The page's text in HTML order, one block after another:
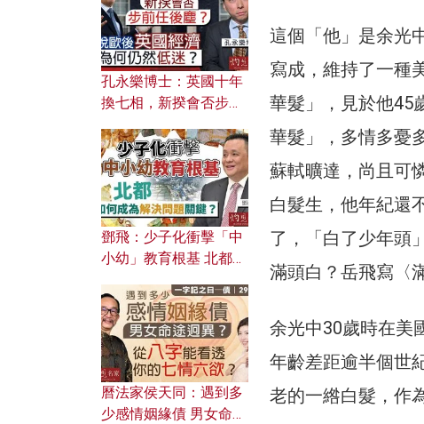
這個「他」是余光
寫成，維持了一種
華髮」，見於他45
華髮」，多情多憂
蘇軾曠達，尚且可
白髮生，他年紀還
了，「白了少年頭
滿頭白？岳飛寫〈
余光中30歲時在美
年齡差距逾半個世
老的一綹白髮，作
孔永樂博士：英國十年
換七相，新揆會否步前
濟為何仍然低迷？
鄧飛：少子化衝擊「中
小幼」教育根基 北都如
曆法家侯天同：遇到多
少感情姻緣債 男女命途